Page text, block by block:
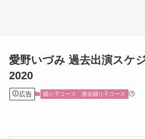
愛野いづみ 過去出演スケ
2020
広告 踊り子コース 過去踊り子コース